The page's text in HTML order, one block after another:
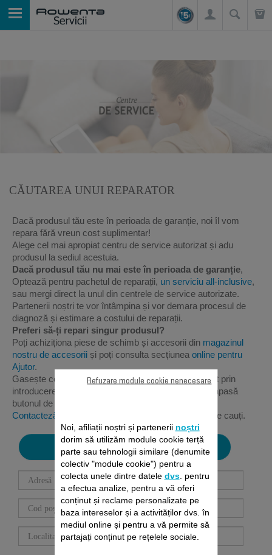
CĂUTAREA UNUI REPARATOR
Dacă produsul tău este în perioada de garanție, noi îl vom
repara fără vreun cost suplimentar!
Alege cel mai apropiat centru de service autorizat și adu
produsul la sediul acestuia.
Dacă produsul tău nu mai este în perioada de garanție,
Optează pentru pachetul de reparații, un serviciu all-inclusive,
sau mergi direct la unul din centrele de service autorizate.
Partenerii noștri te vor întâmpina și vor demara procesul de
diagnoză și estimare a costului de reparații.
Preferi să-ți repari singur produsul?
Poți achiziționa piese de schimb și accesorii din magazinul
nostru de accesorii și poți consulta secțiunea online pentru
Ajutor.
Gasește cel mai apropiat centru de service autorizat prin
introducerea adresei tale în bara de căutare și apoi apasă
butonul de căutare pentru a confirma alegerea.
Contacteză-ne
dacă nu găseşti informațiile pe care le cauți.
Noi, afiliații noștri și partenerii noștri
dorim să utilizăm module cookie terță
parte sau tehnologii similare (denumite
colectiv "module cookie") pentru a
colecta unele dintre datele dvs. pentru
a efectua analize, pentru a vă oferi
conținut și reclame personalizate pe
baza intereselor și a activităților dvs. în
mediul online și pentru a vă permite să
partajați conținut pe rețelele sociale.
Refuzare module cookie nenecesare